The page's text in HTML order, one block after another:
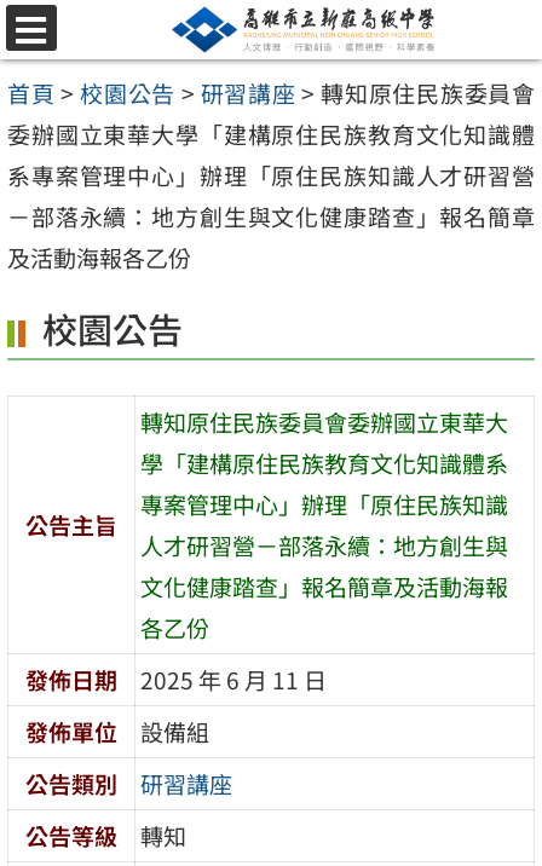
跳
至
主
要
內
容
區
選
單
首頁 > 校園公告 > 研習講座 > 轉知原住民族委員會
委辦國立東華大學「建構原住民族教育文化知識體
系專案管理中心」辦理「原住民族知識人才研習營
－部落永續：地方創生與文化健康踏查」報名簡章
及活動海報各乙份
校園公告
公告主旨
轉知原住民族委員會委辦國立東華大
學「建構原住民族教育文化知識體系
專案管理中心」辦理「原住民族知識
人才研習營－部落永續：地方創生與
文化健康踏查」報名簡章及活動海報
各乙份
發佈日期
2025 年 6 月 11 日
發佈單位
設備組
公告類別
研習講座
公告等級
轉知